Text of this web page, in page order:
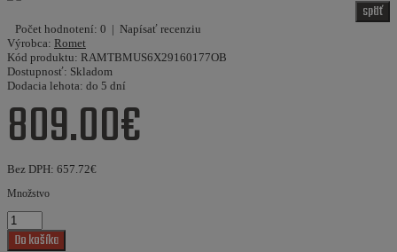
späť
Počet hodnotení: 0 | Napísať recenziu
Výrobca: Romet
Kód produktu: RAMTBMUS6X29160177OB
Dostupnosť: Skladom
Dodacia lehota: do 5 dní
809.00€
Bez DPH: 657.72€
Množstvo